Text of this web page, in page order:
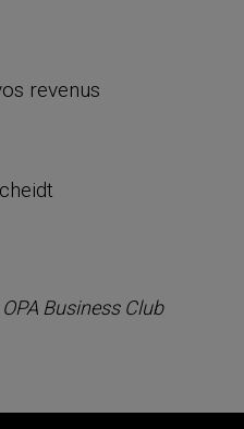
revenus
OPA Business Club